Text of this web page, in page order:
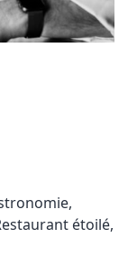
,
étoilé,